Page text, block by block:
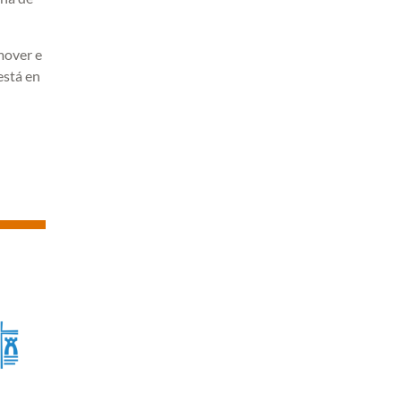
e
en